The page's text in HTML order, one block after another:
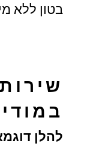
בטון ללא
להלן